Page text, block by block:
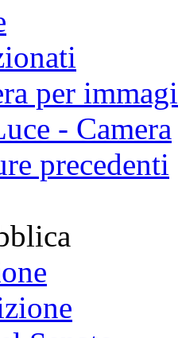
per
- Camera
precedenti